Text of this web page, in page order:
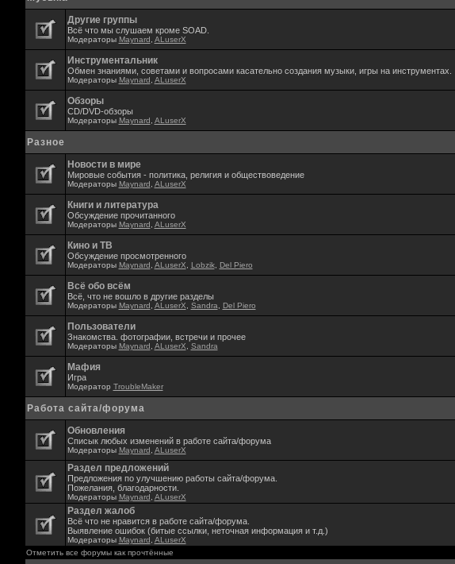
Другие группы
Всё что мы слушаем кроме SOAD.
Модераторы Maynard ALuserX
Инструментальник
Обмен знаниями, советами и вопросами касательно создания музыки, игры на инструментах.
Модераторы Maynard ALuserX
Обзоры
CD/DVD-обзоры
Модераторы Maynard ALuserX
Разное
Новости в мире
Мировые события - политика, религия и обществоведение
Модераторы Maynard ALuserX
Книги и литература
Обсуждение прочитанного
Модераторы Maynard ALuserX
Кино и ТВ
Обсуждение просмотренного
Модераторы Maynard ALuserX Lobzik, Del Piero
Всё обо всём
Всё, что не вошло в другие разделы
Модераторы Maynard ALuserX Sandra Del Piero
Пользователи
Знакомства. фотографии, встречи и прочее
Модераторы Maynard ALuserX Sandra
Мафия
Игра
Модератор TroubleMaker
Работа сайта/форума
Обновления
Списык любых изменений в работе сайта/форума
Модераторы Maynard ALuserX
Раздел предложений
Предложения по улучшению работы сайта/форума.
Пожелания, благодарности.
Модераторы Maynard ALuserX
Раздел жалоб
Всё что не нравится в работе сайта/форума.
Выявление ошибок (битые ссылки, неточная информация и т.д.)
Модераторы Maynard ALuserX
Отметить все форумы как прочтённые